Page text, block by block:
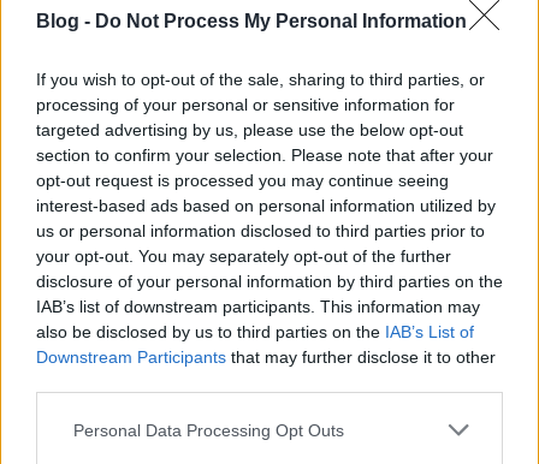
Blog - Do Not Process My Personal Information
If you wish to opt-out of the sale, sharing to third parties, or
processing of your personal or sensitive information for
targeted advertising by us, please use the below opt-out
section to confirm your selection. Please note that after your
opt-out request is processed you may continue seeing
interest-based ads based on personal information utilized by
us or personal information disclosed to third parties prior to
your opt-out. You may separately opt-out of the further
disclosure of your personal information by third parties on the
IAB’s list of downstream participants. This information may
also be disclosed by us to third parties on the IAB’s List of
Downstream Participants that may further disclose it to other
Please note that this website/app uses one or more Google
Personal Data Processing Opt Outs
Igen, amerikai egészségügy, mármint hála Istennek
amerikai típusú fogyasztói társadalom, amerikai
típusú hiteldömping, amerikai típusú filmek,
amerikai típusú életmód, és még sorolhatnám...:-/
gidabiga
16 éve
@Mj:
tudom én, csak azért jutott eszembe, hogy ő tényleg
a kertben zöldség, gyümölcs, mindig idény szerint,